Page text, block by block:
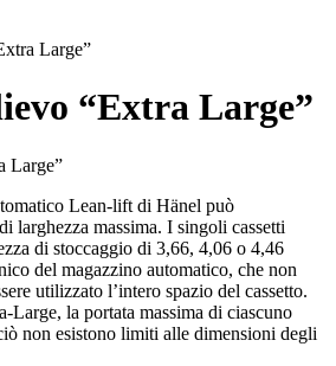
Large”
“Extra Large”
Lean-lift di Hänel può
larghezza massima. I singoli cassetti
di stoccaggio di 3,66, 4,06 o 4,46
del magazzino automatico, che non
utilizzato l’intero spazio del cassetto.
Large, la portata massima di ciascuno
non esistono limiti alle dimensioni degli